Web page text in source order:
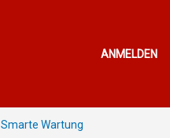
ANMELDEN
Smarte Wartung